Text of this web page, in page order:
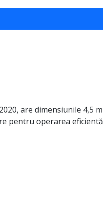
are dimensiunile 4,5 m
pentru operarea eficientă